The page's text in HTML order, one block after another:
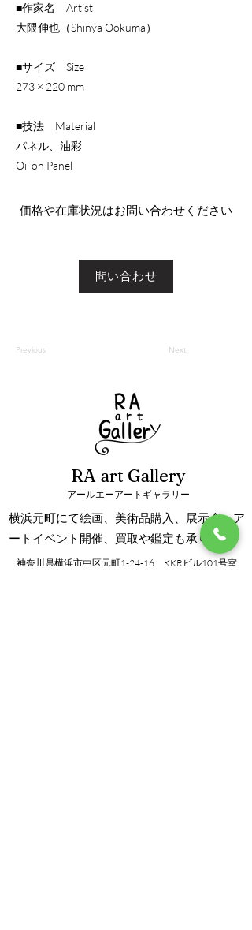
■作家名 Artist
大隈伸也（Shinya Ookuma）
■サイズ Size
273 × 220 mm
■技法 Material
パネル、油彩
Oil on Panel
​価格や在庫状況はお問い合わせください
問い合わせ
Previous Next
RA art Gallery
アールエーアートギャラリー
横浜元町にて絵画、美術品購入、展示会、ア
ートイベント開催、買取や鑑定も承ります。
神奈川県横浜市中区元町1-24-16 KKRビル101号室